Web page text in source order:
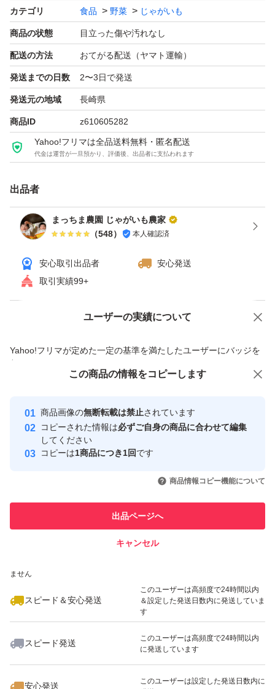
ています。更に味が良くなっておりますので是非お試しく
ださい♪
カテゴリ 食品 野菜 じゃがいも
商品の状態 目立った傷や汚れなし
配送の方法 おてがる配送（ヤマト運輸）
発送までの日数 2〜3日で発送
発送元の地域 長崎県
商品ID z610605282
Yahoo!フリマは全品送料無料・匿名配送
代金は運営が一旦預かり、評価後、出品者に支払われます
出品者
まっちま農園 じゃがいも農家
（548） 本人確認済
安心取引出品者
安心発送
取引実績99+
ユーザーの実績について
Yahoo!フリマが定めた一定の基準を満たしたユーザーにバッジを
付与しています
安心取引出品者
心・安全なユーザーです
取引実績
引を完了させた実績があります
での取引実績があります
ません
スピード＆安心発送
このユーザーは高頻度で24時間以内
＆設定した発送日数内に発送していま
す
スピード発送
このユーザーは高頻度で24時間以内
に発送しています
安心発送
このユーザーは設定した発送日数内に
価格の相談 商品への質問
この商品の情報をコピーします
商品画像の無断転載は禁止されています
コピーされた情報は必ずご自身の商品に合わせて編集
してください
コピーは1商品につき1回です
商品情報コピー機能について
出品ページへ
キャンセル
この商品をみている人にオススメ
いいね！
2,370